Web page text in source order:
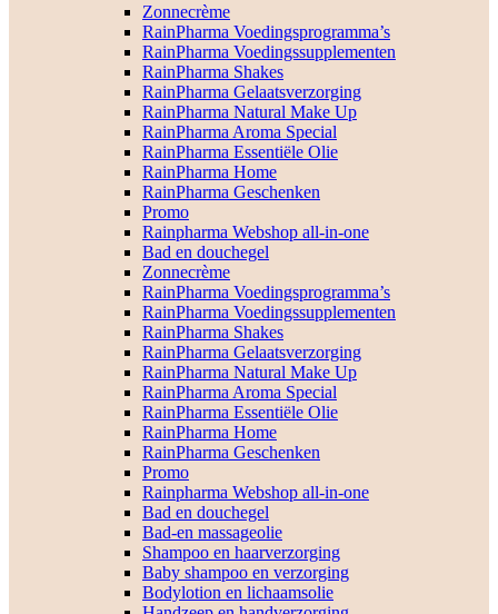
Zonnecrème
RainPharma Voedingsprogramma’s
RainPharma Voedingssupplementen
RainPharma Shakes
RainPharma Gelaatsverzorging
RainPharma Natural Make Up
RainPharma Aroma Special
RainPharma Essentiële Olie
RainPharma Home
RainPharma Geschenken
Promo
Rainpharma Webshop all-in-one
Bad en douchegel
Zonnecrème
RainPharma Voedingsprogramma’s
RainPharma Voedingssupplementen
RainPharma Shakes
RainPharma Gelaatsverzorging
RainPharma Natural Make Up
RainPharma Aroma Special
RainPharma Essentiële Olie
RainPharma Home
RainPharma Geschenken
Promo
Rainpharma Webshop all-in-one
Bad en douchegel
Bad-en massageolie
Shampoo en haarverzorging
Baby shampoo en verzorging
Bodylotion en lichaamsolie